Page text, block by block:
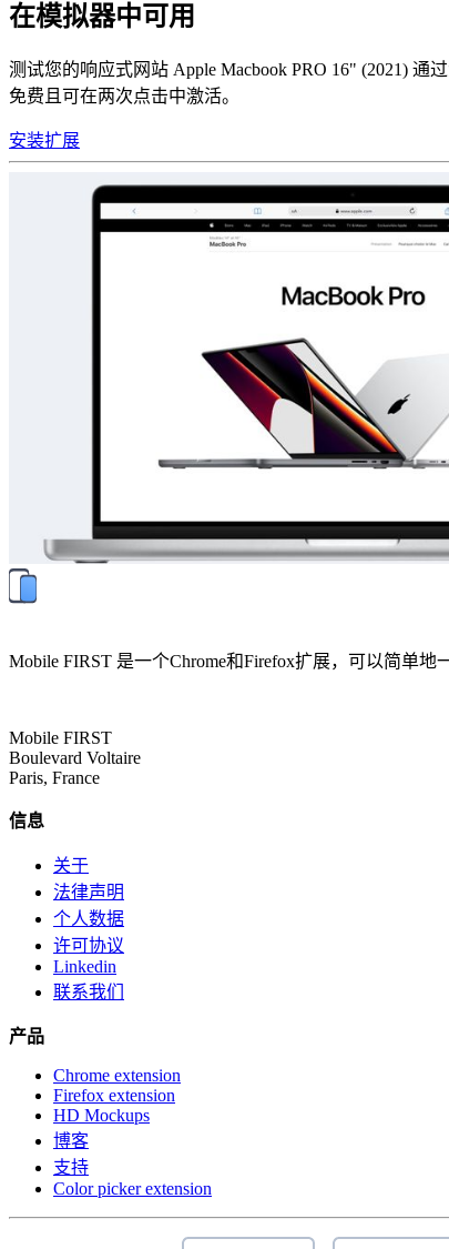
在模拟器中可用
测试您的响应式网站 Apple Macbook PRO 16" (2021) 通过
免费且可在两次点击中激活。
安装扩展
Mobile FIRST 是一个Chrome和Firefox扩展，可以简单
Mobile FIRST
Boulevard Voltaire
Paris, France
信息
关于
法律声明
个人数据
许可协议
Linkedin
联系我们
产品
Chrome extension
Firefox extension
HD Mockups
博客
支持
Color picker extension